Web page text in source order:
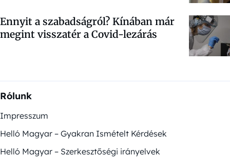
Ennyit a szabadságról? Kínában már
megint visszatér a Covid-lezárás
Rólunk
Impresszum
Helló Magyar – Gyakran Ismételt Kérdések
Helló Magyar – Szerkesztőségi irányelvek